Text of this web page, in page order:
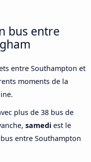
bus entre
entre Southampton et
moments de la
plus de 38 bus de
samedi est le
entre Southampton